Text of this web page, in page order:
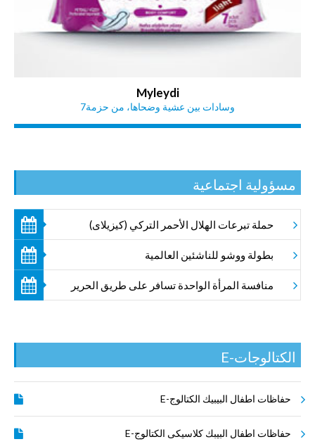
Myleydi
وسادات بين عشية وضحاها، من حزمة7
مسؤولية اجتماعية
حملة تبرعات الهلال الأحمر التركي (كيزيلاى)
بطولة ووشو للناشئين العالمية
منافسة المرأة الواحدة تسافر على طريق الحرير
الكتالوجات-E
حفاظات اطفال البيبيك الكتالوج-E
حفاظات اطفال البيبك كلاسيكى الكتالوج-E